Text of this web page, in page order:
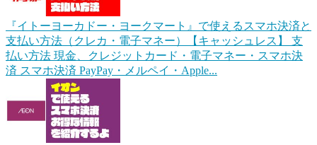
『イトーヨーカドー・ヨークマート』で使えるスマホ決済と
支払い方法（クレカ・電子マネー）【キャッシュレス】
支
払い方法 現金、クレジットカード・電子マネー・スマホ決
済 スマホ決済 PayPay・メルペイ・Apple...